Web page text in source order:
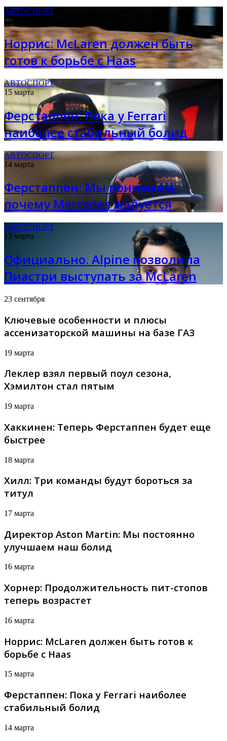
АВТОСПОРТ
16 марта
Норрис: McLaren должен быть
готов к борьбе с Haas
АВТОСПОРТ
15 марта
Ферстаппен: Пока у Ferrari
наиболее стабильный болид
АВТОСПОРТ
14 марта
Ферстаппен: Мы понимаем,
почему Mercedes жалуется
АВТОСПОРТ
13 марта
Официально. Alpine позволила
Пиастри выступать за McLaren
23 сентября
Ключевые особенности и плюсы
ассенизаторской машины на базе ГАЗ
19 марта
Леклер взял первый поул сезона,
Хэмилтон стал пятым
19 марта
Хаккинен: Теперь Ферстаппен будет еще
быстрее
18 марта
Хилл: Три команды будут бороться за
титул
17 марта
Директор Aston Martin: Мы постоянно
улучшаем наш болид
16 марта
Хорнер: Продолжительность пит-стопов
теперь возрастет
16 марта
Норрис: McLaren должен быть готов к
борьбе с Haas
15 марта
Ферстаппен: Пока у Ferrari наиболее
стабильный болид
14 марта